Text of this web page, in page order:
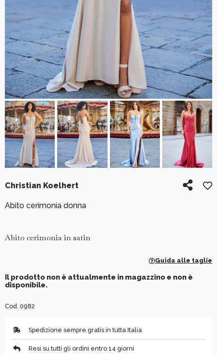
Christian Koelhert
Abito cerimonia donna
Abito cerimonia in satin
Guida alle taglie
Il prodotto non è attualmente in magazzino e non è
disponibile.
Cod. 0982
Spedizione sempre gratis in tutta Italia
Resi su tutti gli ordini entro 14 giorni